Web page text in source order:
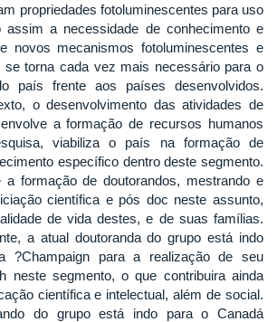
propriedades fotoluminescentes para uso
assim a necessidade de conhecimento e
novos mecanismos fotoluminescentes e
se torna cada vez mais necessário para o
país frente aos países desenvolvidos.
o desenvolvimento das atividades de
a formação de recursos humanos
viabiliza o país na formação de
específico dentro deste segmento.
a formação de doutorandos, mestrando e
científica e pós doc neste assunto,
de vida destes, e de suas famílias.
a atual doutoranda do grupo está indo
?Champaign para a realização de seu
neste segmento, o que contribuira ainda
científica e intelectual, além de social.
do grupo está indo para o Canadá